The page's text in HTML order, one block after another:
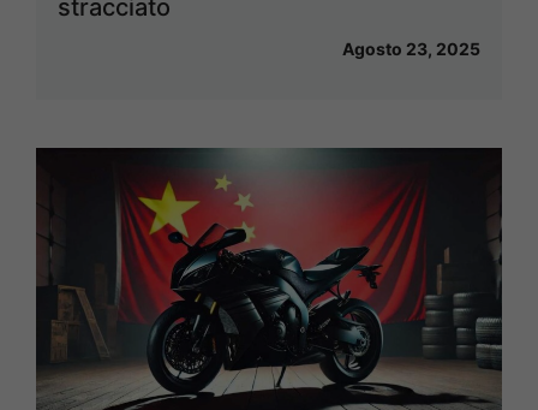
stracciato
Agosto 23, 2025